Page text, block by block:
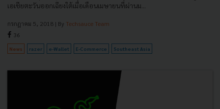
เอเชียตะวันออกเฉียงใต้เมื่อเดือนเมษายนที่ผ่านม...
กรกฎาคม 5, 2018 | By Techsauce Team
36
News razer e-Wallet E-Commerce Southeast Asia